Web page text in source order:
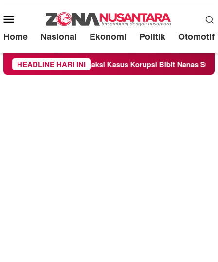
Mobile
Menu
Home Nasional Ekonomi Politik Otomotif
HEADLINE HARI INI
Sebagai Saksi Kasus Korupsi Bibit Nanas Sulsel Rp 52,4